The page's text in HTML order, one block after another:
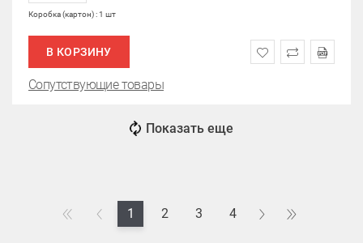
Коробка (картон) : 1 шт
В КОРЗИНУ
Сопутствующие товары
Показать еще
1 2 3 4